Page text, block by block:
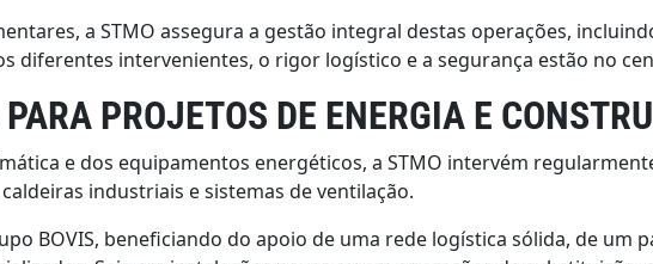
a STMO assegura a gestão integral destas operações,
diferentes intervenientes, o rigor logístico e a segurança estão no
PROJETOS DE ENERGIA E
e dos equipamentos energéticos, a STMO intervém
industriais e sistemas de ventilação.
BOVIS, beneficiando do apoio de uma rede logística sólida, de um